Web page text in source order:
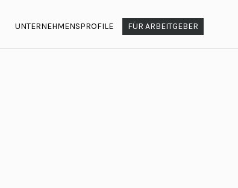
UNTERNEHMENSPROFILE FÜR ARBEITGEBER